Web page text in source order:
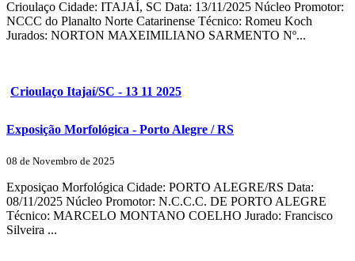
Crioulaço Cidade: ITAJAÍ, SC Data: 13/11/2025 Núcleo Promotor:
NCCC do Planalto Norte Catarinense Técnico: Romeu Koch
Jurados: NORTON MAXEIMILIANO SARMENTO Nº...
Crioulaço Itajaí/SC - 13 11 2025
Exposição Morfológica - Porto Alegre / RS
08 de Novembro de 2025
Exposiçao Morfológica Cidade: PORTO ALEGRE/RS Data:
08/11/2025 Núcleo Promotor: N.C.C.C. DE PORTO ALEGRE
Técnico: MARCELO MONTANO COELHO Jurado: Francisco
Silveira ...